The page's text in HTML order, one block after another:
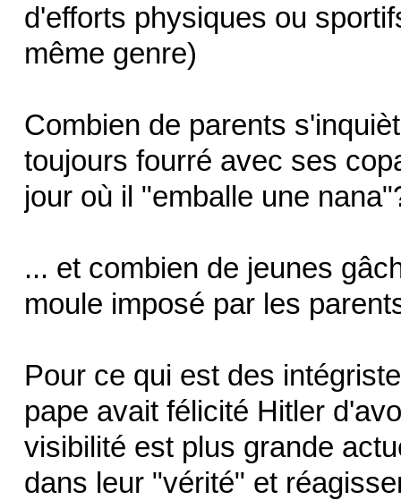
d'efforts physiques ou
même genre)
Combien de parents
toujours fourré avec ses
jour où il "emballe une
... et combien de jeunes
moule imposé par les
Pour ce qui est des
pape avait félicité Hitler
visibilité est plus grande
dans leur "vérité" et